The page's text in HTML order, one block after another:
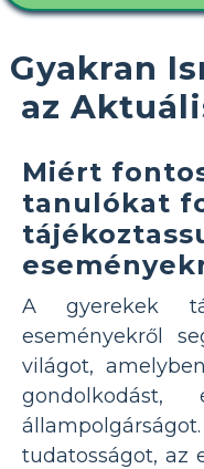
Gyakran
az
Miért
tanulókat
A gyerekek
eseményekről
világot,
tudatosságot, az